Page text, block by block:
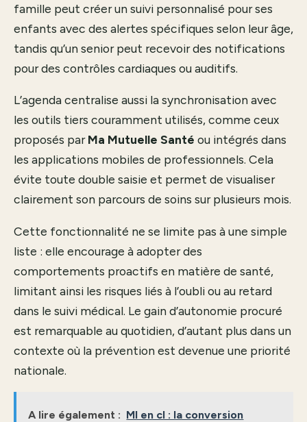
famille peut créer un suivi personnalisé pour ses
enfants avec des alertes spécifiques selon leur âge,
tandis qu’un senior peut recevoir des notifications
pour des contrôles cardiaques ou auditifs.
L’agenda centralise aussi la synchronisation avec
les outils tiers couramment utilisés, comme ceux
proposés parMa Mutuelle Santé ou intégrés dans
les applications mobiles de professionnels. Cela
évite toute double saisie et permet de visualiser
clairement son parcours de soins sur plusieurs mois.
Cette fonctionnalité ne se limite pas à une simple
liste : elle encourage à adopter des
comportements proactifs en matière de santé,
limitant ainsi les risques liés à l’oubli ou au retard
dans le suivi médical. Le gain d’autonomie procuré
est remarquable au quotidien, d’autant plus dans un
contexte où la prévention est devenue une priorité
nationale.
A lire également : Ml en cl : la conversion